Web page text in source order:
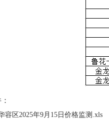
容区2025年9月15日价格监测.xls